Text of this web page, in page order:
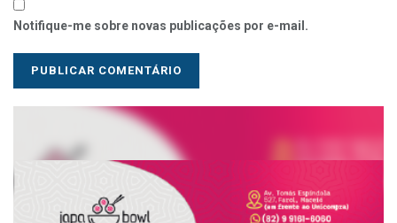
Notifique-me sobre novas publicações por e-mail.